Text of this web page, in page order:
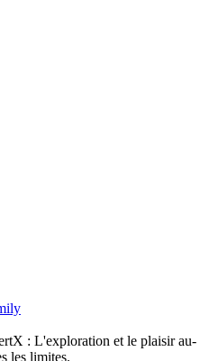
: L'exploration et le plaisir au-
les limites.